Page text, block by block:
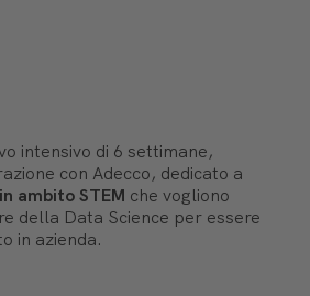
intensivo di 6 settimane,
con Adecco, dedicato a
ambito STEM che vogliono
della Data Science per essere
in azienda.